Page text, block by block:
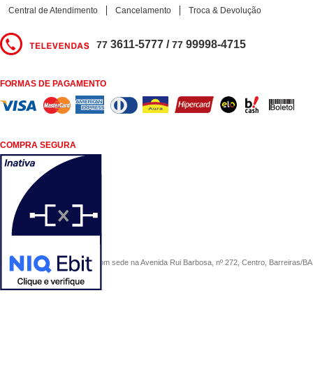
Central de Atendimento Cancelamento Troca & Devolução
77 3611-5777 /77 99998-4715
FORMAS DE PAGAMENTO
COMPRA SEGURA
COMERCIAL SÃO PAULO, com sede na Avenida Rui Barbosa, nº 272, Centro, Barreiras/